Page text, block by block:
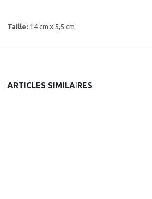
Taille: 14 cm x 5,5 cm
ARTICLES SIMILAIRES